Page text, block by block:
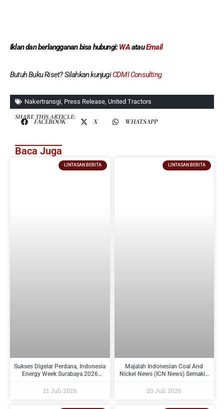
Iklan dan berlanggananbisa hubungi:WAatauEmail
Butuh Buku Riset? Silahkan kunjugiCDMI Consulting
Nakertransgi Press Release United Tractors
SHARE THIS ARTICLE:
FACEBOOK X WHATSAPP
Baca Juga
LINTASAN BERITA
Sukses Digelar Perdana, Indonesia
Energy Week Surabaya 2026
Indonesia Timur dan Siap Kembali
21 Juli 2026
LINTASAN BERITA
Majalah Indonesian Coal And
Nickel News (ICN News) Semakin
Dan Industri Pendukungnya
20 Juli 2026